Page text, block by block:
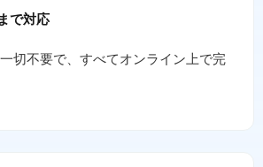
で対応
切不要で、すべてオンライン上で完